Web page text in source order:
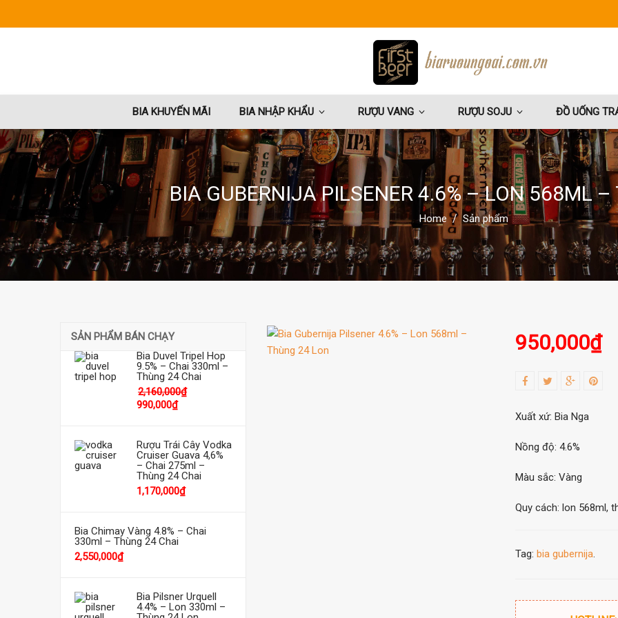
BIA KHUYẾN MÃI BIA NHẬP KHẨU RƯỢU VANG RƯỢU SOJU ĐỒ UỐNG
BIA GUBERNIJA PILSENER 4.6% – LON 568ML –
Home Sản phẩm
SẢN PHẨM BÁN CHẠY
Bia Duvel Tripel Hop
9.5% – Chai 330ml –
Thùng 24 Chai
2,160,000₫
990,000₫
Rượu Trái Cây Vodka
Cruiser Guava 4,6%
– Chai 275ml –
Thùng 24 Chai
1,170,000₫
Bia Chimay Vàng 4.8% – Chai
330ml – Thùng 24 Chai
2,550,000₫
Bia Pilsner Urquell
4.4% – Lon 330ml –
950,000₫
Xuất xứ: Bia Nga
Nồng độ: 4.6%
Màu sắc: Vàng
Quy cách: lon 568ml,
Tag: bia gubernija.